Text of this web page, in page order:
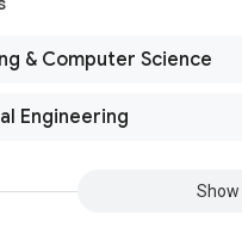
& Computer Science
Engineering